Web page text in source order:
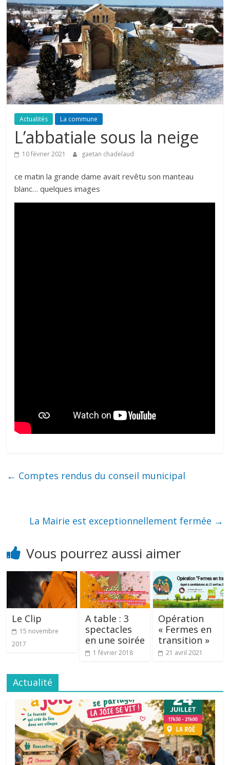
Actualités La commune
L’abbatiale sous la neige
10 février 2021 gaetan chadelaud
ce matin la grande dame avait revêtu son manteau
blanc… quelques images
← Comptes rendus du conseil municipal
La Mairie est exceptionnellement fermée →
Vous pourrez aussi aimer
Le Clip
15 novembre
2017
A table : 3
spectacles
en une soirée
1 février 2018
Opération
« Fermes en
transition »
21 avril 2021
Actualité